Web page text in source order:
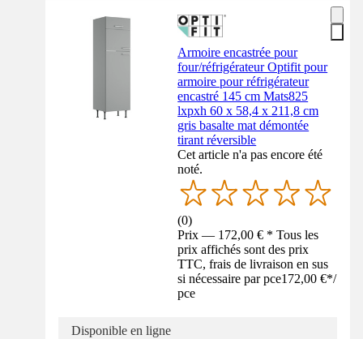
Armoire encastrée pour
four/réfrigérateur Optifit pour
armoire pour réfrigérateur
encastré 145 cm Mats825
lxpxh 60 x 58,4 x 211,8 cm
gris basalte mat démontée
tirant réversible
Cet article n'a pas encore été
noté.
(0)
Prix — 172,00 € * Tous les
prix affichés sont des prix
TTC, frais de livraison en sus
si nécessaire par pce172,00 €*/
pce
Disponible en ligne